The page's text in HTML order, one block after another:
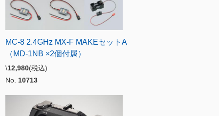
MC-8 2.4GHz MX-F MAKEセットA
（MD-1NB ×2個付属）
\12,980(税込)
No. 10713